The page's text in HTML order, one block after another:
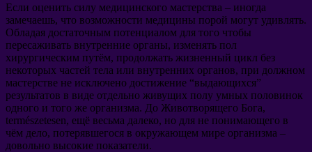
Если оценить силу медицинского мастерства – иногда
замечаешь, что возможности медицины порой могут удивлять.
Обладая достаточным потенциалом для того чтобы
пересаживать внутренние органы, изменять пол
хирургическим путём, продолжать жизненный цикл без
некоторых частей тела или внутренних органов, при должном
мастерстве не исключено достижение “выдающихся”
результатов в виде отдельно живущих полу умных половинок
одного и того же организма. До Животворящего Бога,
természetesen, ещё весьма далеко, но для не понимающего в
чём дело, потерявшегося в окружающем мире организма –
довольно высокие показатели.